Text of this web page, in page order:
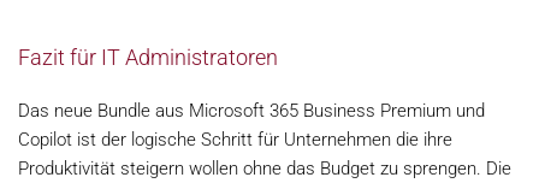
Fazit für IT Administratoren
Das neue Bundle aus Microsoft 365 Business Premium und
Copilot ist der logische Schritt für Unternehmen die ihre
Produktivität steigern wollen ohne das Budget zu sprengen. Die